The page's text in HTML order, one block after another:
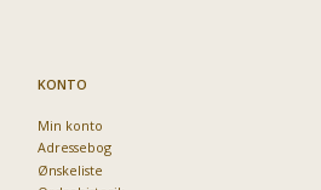
KONTO
Min konto
Adressebog
Ønskeliste